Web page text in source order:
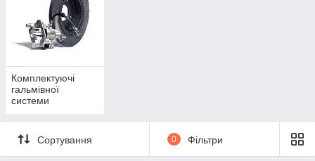
Комплектуючі
гальмівної
системи
Сортування 0 Фільтри